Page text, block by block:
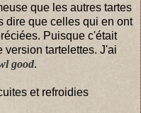
que les autres tartes
dire que celles qui en ont
Puisque c'était
version tartelettes. J'ai
good.
et refroidies